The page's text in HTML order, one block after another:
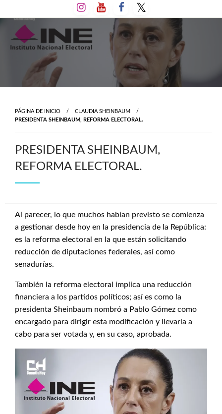
al
contenido
PÁGINA DE INICIO
CLAUDIA SHEINBAUM
PRESIDENTA SHEINBAUM, REFORMA ELECTORAL.
PRESIDENTA SHEINBAUM,
REFORMA ELECTORAL.
Al parecer, lo que muchos habían previsto se comienza
a gestionar desde hoy en la presidencia de la República:
es la reforma electoral en la que están solicitando
reducción de diputaciones federales, así como
senadurías.
También la reforma electoral implica una reducción
financiera a los partidos políticos; así es como la
presidenta Sheinbaum nombró a Pablo Gómez como
encargado para dirigir esta modificación y llevarla a
cabo para ser votada y, en su caso, aprobada.